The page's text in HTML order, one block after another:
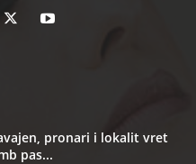
pronari i lokalit vret
pas...